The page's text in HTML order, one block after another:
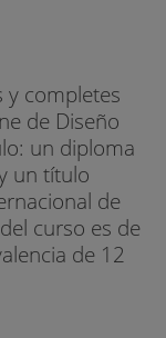
y completes
de Diseño
un diploma
un título
de
curso es de
de 12